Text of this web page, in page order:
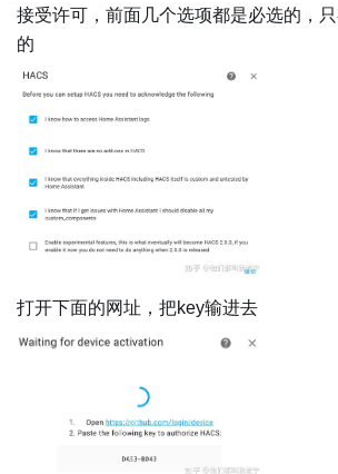
接受许可，前面几个选项都是必选的，
的
打开下面的网址，把key输进去